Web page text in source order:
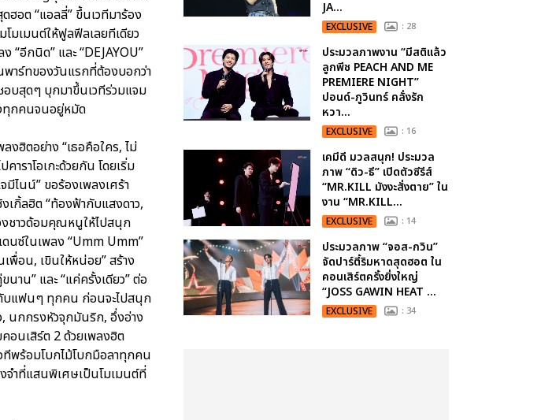
ฮอต “แอลลี่” ขึ้นเวทีมาร้อง
โมเมนต์ให้ฟูลฟีลเลยทีเดียว
“อีกนิด” และ “DEJAYOU”
พาร์ทของวันแรกที่ต้องบอกว่า
บสุดๆ บุกมาขึ้นเวทีร่วมแจม
องทุกคนจนอยู่หมัด
ฮิตอย่าง “เธอคือใคร, ไม่
าราโอเกะด้วยกัน โดยเริ่ม
มีไนน์” ขอร้องเพลงเศร้า
เกิ้ลฮิต “ท้องฟ้ากับแสงดาว,
งชาวด้อมคุณหนูให้ไปสนุก
นซ์ในเพลง “Umm Umm”
เพื่อน, เขินให้หน่อย” สร้าง
าน” และ “แค่ครั้งเดียว” ต่อ
บแฟนๆ ทุกคน ก่อนจะไปสนุก
นกกรงหัวจุกมันริก, อึ่งอ่าง
อนเสิร์ต 2 ด้วยเพลงฮิต
ทีพร้อมโบกไม้โบกมือลาทุกคน
จำที่แสนพิเศษเป็นโมเมนต์ที่
JA...
EXCLUSIVE : 28
ประมวลภาพงาน “มีสติแล้ว
ลูกพีช PEACH AND ME
PREMIERE NIGHT”
ปอนด์-ภูวินทร์ คลั่งรัก
หวา...
EXCLUSIVE : 16
เคมีดี มวลสนุก! ประมวล
ภาพ “ดิว-ธี” เปิดตัวซีรีส์
“MR.KILL มังงะสั่งตาย” ใน
งาน “MR.KILL...
EXCLUSIVE : 14
ประมวลภาพ “จอส-กวิน”
จัดปาร์ตี้ริมหาดสุดฮอต ใน
คอนเสิร์ตครั้งยิ่งใหญ่
“JOSS GAWIN HEAT ...
EXCLUSIVE : 34